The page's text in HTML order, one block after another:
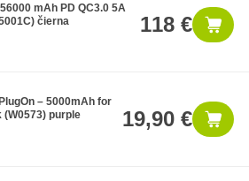
mAh PD QC3.0 5A
čierna
118 €
– 5000mAh for
(W0573) purple
19,90 €